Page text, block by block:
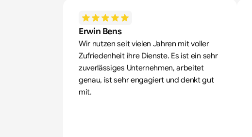
Erwin Bens
Wir nutzen seit vielen Jahren mit voller
Zufriedenheit ihre Dienste. Es ist ein sehr
zuverlässiges Unternehmen, arbeitet
genau, ist sehr engagiert und denkt gut
mit.